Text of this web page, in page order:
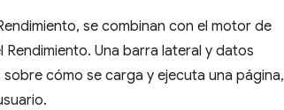
se combinan con el motor de
Una barra lateral y datos
cómo se carga y ejecuta una página,